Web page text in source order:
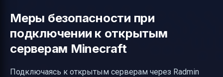
Меры безопасности при
подключении к открытым
серверам Minecraft
Подключаясь к открытым серверам через Radmin